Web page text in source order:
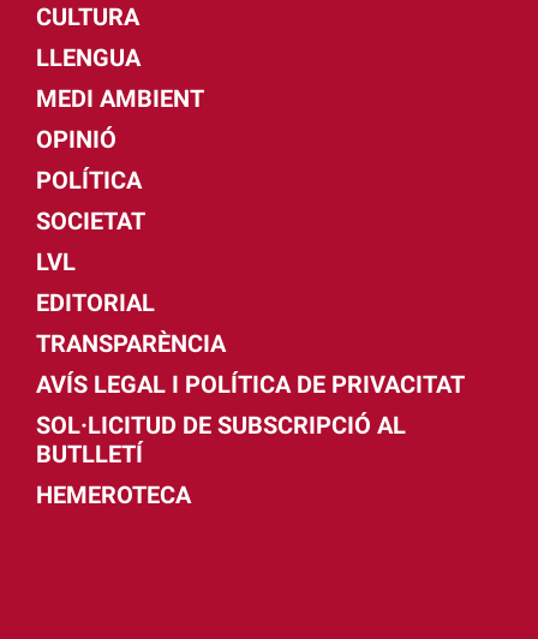
CULTURA
LLENGUA
MEDI AMBIENT
OPINIÓ
POLÍTICA
SOCIETAT
LVL
EDITORIAL
TRANSPARÈNCIA
AVÍS LEGAL I POLÍTICA DE PRIVACITAT
SOL·LICITUD DE SUBSCRIPCIÓ AL
BUTLLETÍ
HEMEROTECA